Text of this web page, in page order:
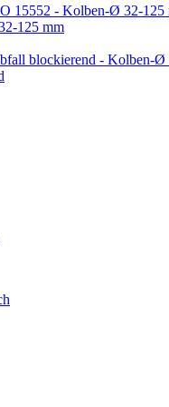
15552 - Kolben-Ø 32-125
125 mm
blockierend - Kolben-Ø